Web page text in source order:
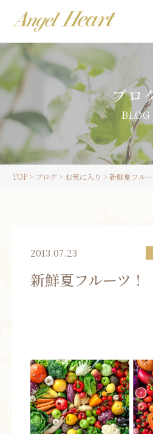
施術をご希望の方
カウンセリングをご希望の方へ
スクール受講生の方へ
お問い合わ
ブロ
BLOG
TOP> ブログ> お気に入り > 新鮮夏フルー
2013.07.23
新鮮夏フルーツ！